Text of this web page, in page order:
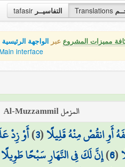
tafasir التفاسيــر Translations
مميزات المشروع عبر الواجهة الرئيسية
Main interface
المزمل Al-Muzzammil
أَوِ انقُصْ مِنْهُ قَلِيلًا(
3
)أَوْ زِدْ
(
6
)إِنَّ لَكَ فِي النَّهَارِ سَبْحًا طَوِيلًا